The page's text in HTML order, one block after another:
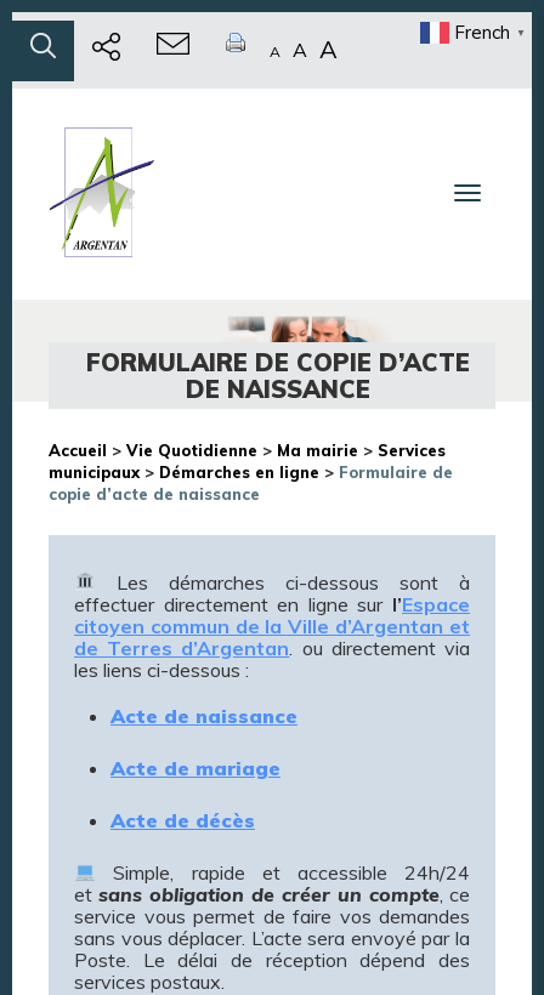
A A A
French ▼
Toggle
FORMULAIRE DE COPIE D’ACTE
DE NAISSANCE
Accueil > Vie Quotidienne > Ma mairie > Services
municipaux > Démarches en ligne > Formulaire de
copie d’acte de naissance
Les démarches ci-dessous sont à
effectuer directement en ligne sur l’Espace
citoyen commun de la Ville d’Argentan et
de Terres d’Argentan . ou directement via
les liens ci-dessous :
Acte de naissance
Acte de mariage
Acte de décès
Simple, rapide et accessible 24h/24
et sans obligation de créer un compte , ce
service vous permet de faire vos demandes
sans vous déplacer. L’acte sera envoyé par la
Poste. Le délai de réception dépend des
services postaux.